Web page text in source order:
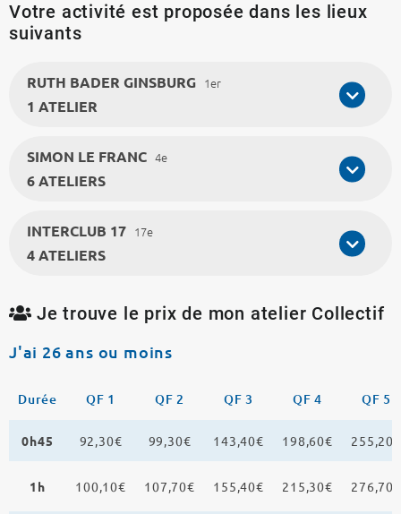
Votre activité est proposée dans les lieux
suivants
RUTH BADER GINSBURG 1er
1 ATELIER
SIMON LE FRANC 4e
6 ATELIERS
INTERCLUB 17 17e
4 ATELIERS
Je trouve le prix de mon atelier Collectif
J'ai 26 ans ou moins
Durée QF 1 QF 2 QF 3 QF 4 QF 5
0h45 92,30€ 99,30€ 143,40€ 198,60€ 255,20€
1h 100,10€ 107,70€ 155,40€ 215,30€ 276,70€